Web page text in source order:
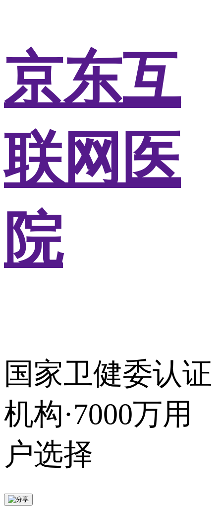
京东互
联网医
院
国家卫健委认证
机构·7000万用
户选择